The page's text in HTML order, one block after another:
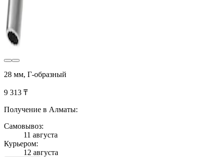
28 мм, Г-образный
9 313 ₸
Получение в Алматы:
Самовывоз:
11 августа
Курьером:
12 августа